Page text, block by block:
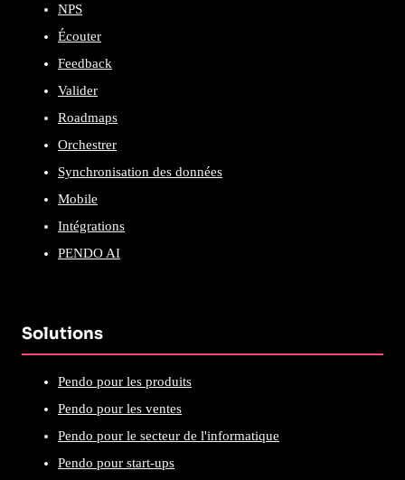
NPS
Écouter
Feedback
Valider
Roadmaps
Orchestrer
Synchronisation des données
Mobile
Intégrations
PENDO AI
Solutions
Pendo pour les produits
Pendo pour les ventes
Pendo pour le secteur de l'informatique
Pendo pour start-ups